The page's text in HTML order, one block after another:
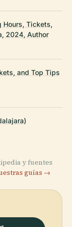
Hours, Tickets,
2024, Author
and Top Tips
y fuentes
guías →